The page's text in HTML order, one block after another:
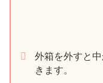
外箱を外すと
きます。